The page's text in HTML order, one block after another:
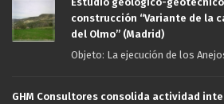
construcción “Variante de la
del Olmo” (Madrid)
Objeto: La ejecución de los
GHM Consultores consolida actividad